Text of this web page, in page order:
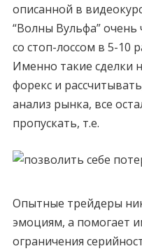
описанной в
“Волны Вульфа” очень
со стоп-лоссом в 5-10
Именно такие сделки
форекс и
анализ рынка, все
пропускать, т.е.
Опытные трейдеры
эмоциям, а помогает
ограничения